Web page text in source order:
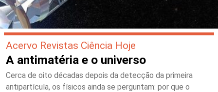
Acervo Revistas Ciência Hoje
A antimatéria e o universo
Cerca de oito décadas depois da detecção da primeira
antipartícula, os físicos ainda se perguntam: por que o